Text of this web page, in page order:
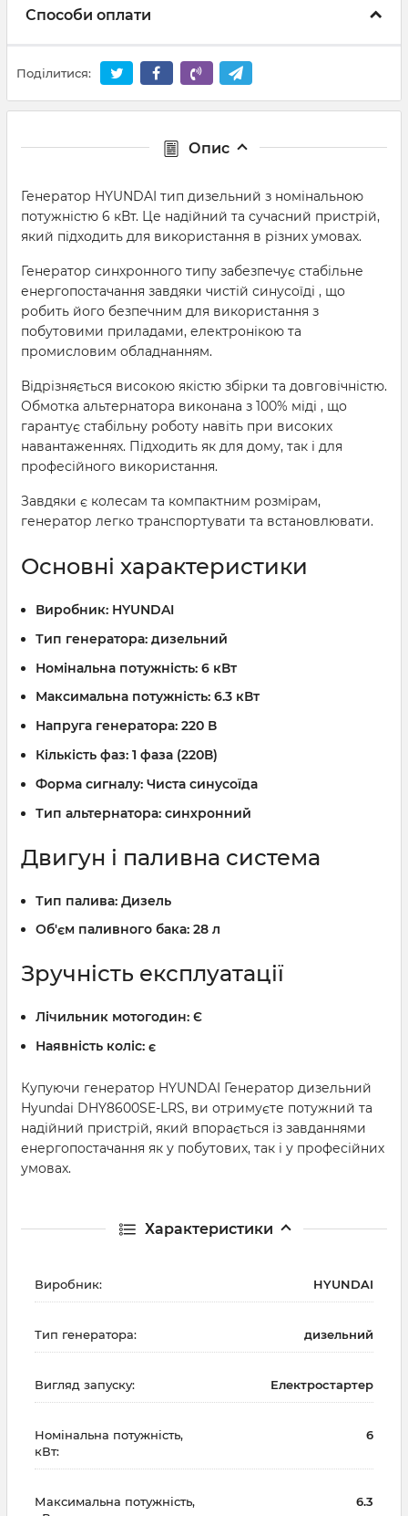
Способи оплати
Поділитися:
Опис
Генератор HYUNDAI тип дизельний з номінальною
потужністю 6 кВт. Це надійний та сучасний пристрій,
який підходить для використання в різних умовах.
Генератор синхронного типу забезпечує стабільне
енергопостачання завдяки чистій синусоїді , що
робить його безпечним для використання з
побутовими приладами, електронікою та
промисловим обладнанням.
Відрізняється високою якістю збірки та довговічністю.
Обмотка альтернатора виконана з 100% міді , що
гарантує стабільну роботу навіть при високих
навантаженнях. Підходить як для дому, так і для
професійного використання.
Завдяки є колесам та компактним розмірам,
генератор легко транспортувати та встановлювати.
Основні характеристики
Виробник: HYUNDAI
Тип генератора: дизельний
Номінальна потужність: 6 кВт
Максимальна потужність: 6.3 кВт
Напруга генератора: 220 В
Кількість фаз: 1 фаза (220В)
Форма сигналу: Чиста синусоїда
Тип альтернатора: синхронний
Двигун і паливна система
Тип палива: Дизель
Об'єм паливного бака: 28 л
Зручність експлуатації
Лічильник мотогодин: Є
Наявність коліс: є
Купуючи генератор HYUNDAI Генератор дизельний
Hyundai DHY8600SE-LRS, ви отримуєте потужний та
надійний пристрій, який впорається із завданнями
енергопостачання як у побутових, так і у професійних
умовах.
Характеристики
Виробник: HYUNDAI
Тип генератора: дизельний
Вигляд запуску: Електростартер
Номінальна потужність,
кВт:
6
Максимальна потужність,
6.3